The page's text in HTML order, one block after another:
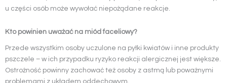
u części osób może wywołać niepożądane reakcje.
Kto powinien uważać na miód faceliowy?
Przede wszystkim osoby uczulone na pyłki kwiatów i inne produkty
pszczele – w ich przypadku ryzyko reakcji alergicznej jest większe.
Ostrożność powinny zachować też osoby z astmą lub poważnymi
problemami z układem oddechowym.